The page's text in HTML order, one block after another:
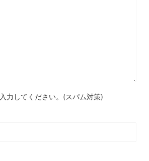
力してください。(スパム対策)